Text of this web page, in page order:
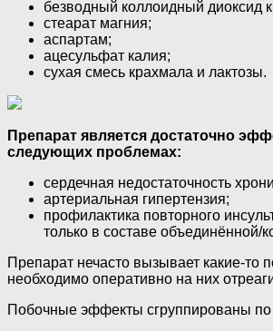
безводный коллоидный диоксид
стеарат магния;
аспартам;
ацесульфат калия;
сухая смесь крахмала и лактозы.
Препарат является достаточно
следующих проблемах:
сердечная недостаточность
артериальная гипертензия;
профилактика повторного
только в составе объединённой/
Препарат нечасто вызывает какие-то
необходимо оперативно на них
Побочные эффекты сгруппированы по